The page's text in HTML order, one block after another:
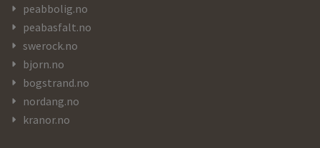
peabbolig.no
peabasfalt.no
swerock.no
bjorn.no
bogstrand.no
nordang.no
kranor.no